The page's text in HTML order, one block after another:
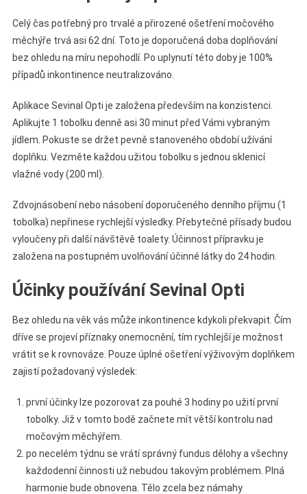
Celý čas potřebný pro trvalé a přirozené ošetření močového
měchýře trvá asi 62 dní. Toto je doporučená doba doplňování
bez ohledu na míru nepohodlí. Po uplynutí této doby je 100%
případů inkontinence neutralizováno.
Aplikace Sevinal Opti je založena především na konzistenci.
Aplikujte 1 tobolku denně asi 30 minut před Vámi vybraným
jídlem. Pokuste se držet pevně stanoveného období užívání
doplňku. Vezměte každou užitou tobolku s jednou sklenicí
vlažné vody (200 ml).
Zdvojnásobení nebo násobení doporučeného denního příjmu (1
tobolka) nepřinese rychlejší výsledky. Přebytečné přísady budou
vyloučeny při další návštěvě toalety. Účinnost přípravku je
založena na postupném uvolňování účinné látky do 24 hodin.
Účinky používání Sevinal Opti
Bez ohledu na věk vás může inkontinence kdykoli překvapit. Čím
dříve se projeví příznaky onemocnění, tím rychlejší je možnost
vrátit se k rovnováze. Pouze úplné ošetření výživovým doplňkem
zajistí požadovaný výsledek:
první účinky lze pozorovat za pouhé 3 hodiny po užití první
tobolky. Již v tomto bodě začnete mít větší kontrolu nad
močovým měchýřem.
po necelém týdnu se vrátí správný fundus dělohy a všechny
každodenní činnosti už nebudou takovým problémem. Plná
harmonie bude obnovena. Tělo zcela bez námahy